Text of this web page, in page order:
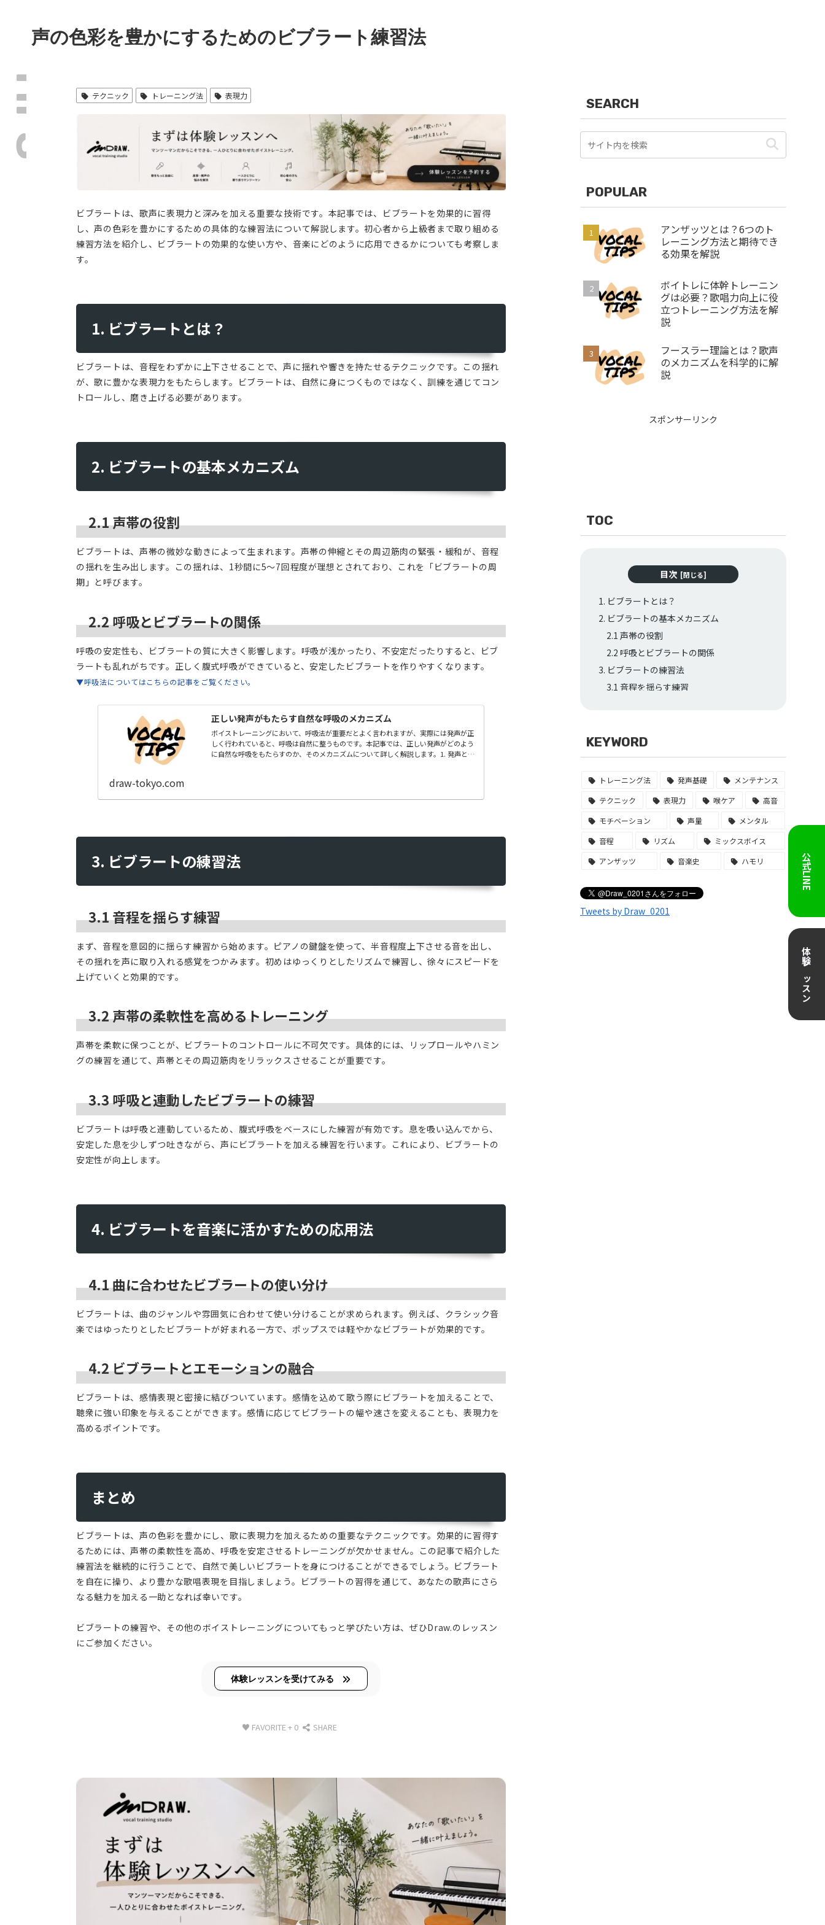
声の色彩を豊かにするためのビブラート練習法
TIPS テクニック トレーニング法 表現力
ビブラートは、歌声に表現力と深みを加える重要な技術です。本記事では、ビブラートを効果的に習得
し、声の色彩を豊かにするための具体的な練習法について解説します。初心者から上級者まで取り組める
練習方法を紹介し、ビブラートの効果的な使い方や、音楽にどのように応用できるかについても考察しま
す。
1. ビブラートとは？
ビブラートは、音程をわずかに上下させることで、声に揺れや響きを持たせるテクニックです。この揺れ
が、歌に豊かな表現力をもたらします。ビブラートは、自然に身につくものではなく、訓練を通じてコン
トロールし、磨き上げる必要があります。
2. ビブラートの基本メカニズム
2.1 声帯の役割
ビブラートは、声帯の微妙な動きによって生まれます。声帯の伸縮とその周辺筋肉の緊張・緩和が、音程
の揺れを生み出します。この揺れは、1秒間に5〜7回程度が理想とされており、これを「ビブラートの周
期」と呼びます。
2.2 呼吸とビブラートの関係
呼吸の安定性も、ビブラートの質に大きく影響します。呼吸が浅かったり、不安定だったりすると、ビブ
ラートも乱れがちです。正しく腹式呼吸ができていると、安定したビブラートを作りやすくなります。
▼呼吸法についてはこちらの記事をご覧ください。
正しい発声がもたらす自然な呼吸のメカニズム
ボイストレーニングにおいて、呼吸法が重要だとよく言われますが、実際には発声が正
しく行われていると、呼吸は自然に整うものです。本記事では、正しい発声がどのよう
に自然な呼吸をもたらすのか、そのメカニズムについて詳しく解説します。1. 発声と呼
draw-tokyo.com
3. ビブラートの練習法
3.1 音程を揺らす練習
まず、音程を意図的に揺らす練習から始めます。ピアノの鍵盤を使って、半音程度上下させる音を出し、
その揺れを声に取り入れる感覚をつかみます。初めはゆっくりとしたリズムで練習し、徐々にスピードを
上げていくと効果的です。
3.2 声帯の柔軟性を高めるトレーニング
声帯を柔軟に保つことが、ビブラートのコントロールに不可欠です。具体的には、リップロールやハミン
グの練習を通じて、声帯とその周辺筋肉をリラックスさせることが重要です。
3.3 呼吸と連動したビブラートの練習
ビブラートは呼吸と連動しているため、腹式呼吸をベースにした練習が有効です。息を吸い込んでから、
安定した息を少しずつ吐きながら、声にビブラートを加える練習を行います。これにより、ビブラートの
安定性が向上します。
4. ビブラートを音楽に活かすための応用法
4.1 曲に合わせたビブラートの使い分け
ビブラートは、曲のジャンルや雰囲気に合わせて使い分けることが求められます。例えば、クラシック音
楽ではゆったりとしたビブラートが好まれる一方で、ポップスでは軽やかなビブラートが効果的です。
4.2 ビブラートとエモーションの融合
ビブラートは、感情表現と密接に結びついています。感情を込めて歌う際にビブラートを加えることで、
聴衆に強い印象を与えることができます。感情に応じてビブラートの幅や速さを変えることも、表現力を
高めるポイントです。
まとめ
ビブラートは、声の色彩を豊かにし、歌に表現力を加えるための重要なテクニックです。効果的に習得す
るためには、声帯の柔軟性を高め、呼吸を安定させるトレーニングが欠かせません。この記事で紹介した
練習法を継続的に行うことで、自然で美しいビブラートを身につけることができるでしょう。ビブラート
を自在に操り、より豊かな歌唱表現を目指しましょう。ビブラートの習得を通じて、あなたの歌声にさら
なる魅力を加える一助となれば幸いです。
ビブラートの練習や、その他のボイストレーニングについてもっと学びたい方は、ぜひDraw.のレッスン
にご参加ください。
体験レッスンを受けてみる
♥ FAVORITE + 0 SHARE
SEARCH
POPULAR
アンザッツとは？6つのト
レーニング方法と期待でき
る効果を解説
ボイトレに体幹トレーニン
グは必要？歌唱力向上に役
立つトレーニング方法を解
説
フースラー理論とは？歌声
のメカニズムを科学的に解
説
スポンサーリンク
TOC
目次
1. ビブラートとは？
2. ビブラートの基本メカニズム
2.1 声帯の役割
2.2 呼吸とビブラートの関係
3. ビブラートの練習法
3.1 音程を揺らす練習
4. ビブラートを音楽に活かすための応用
法
まとめ
KEYWORD
トレーニング法 発声基礎
メンテナンス
テクニック
表現力 喉ケア
高音
モチベーション
声量
メンタル
音程
リズム
ミックスボイス
アンザッツ
音楽史 ハモリ
Tweets by Draw_0201
公式LINE
体験レッスン